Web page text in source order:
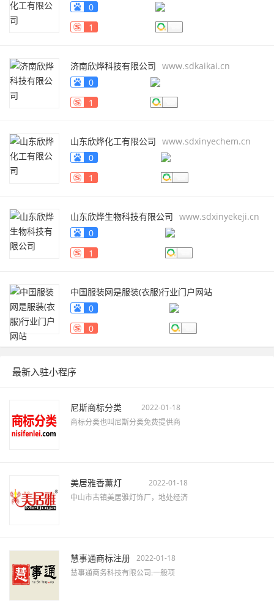
0
1
济南欣烨科技有限公司 www.sdkaikai.cn
0
1
山东欣烨化工有限公司 www.sdxinyechem.cn
0
1
山东欣烨生物科技有限公司 www.sdxinyekeji.cn
0
1
中国服装网是服装(衣服)行业门户网站
fuzhuang.qiyeku.cn
0
0
最新入驻小程序
尼斯商标分类
2022-01-18
商标分类也叫尼斯分类免费提供商
美居雅香薰灯
2022-01-18
中山市古镇美居雅灯饰厂，地处经济
慧事通商标注册 2022-01-18
慧事通商务科技有限公司:一般项